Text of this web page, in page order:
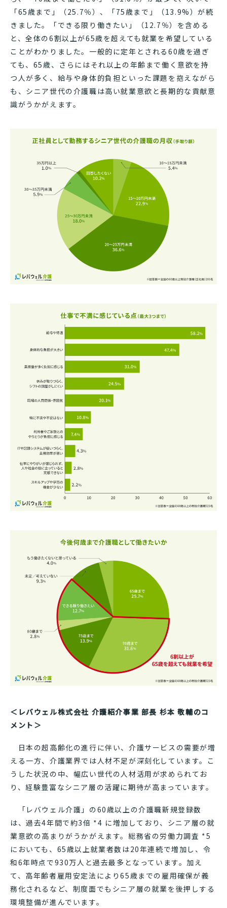
「65歳まで」（25.7％）、「75歳まで」（13.9%）が続
きました。「できる限り働きたい」（12.7％）を含める
と、全体の6割以上が65歳を超えても就業を希望している
ことがわかりました。一般的に定年とされる60歳を過ぎ
ても、65歳、さらにはそれ以上の年齢まで働く意欲を持
つ人が多く、給与や身体的負担といった課題を抱えながら
も、シニア世代の介護職は高い就業意欲と長期的な貢献意
識がうかがえます。
＜レバウェル株式会社 介護紹介事業 部長 杉本 敬輔のコ
メント＞
日本の超高齢化の進行に伴い、介護サービスの需要が増
える一方、介護業界では人材不足が深刻化しています。こ
うした状況の中、幅広い世代の人材活用が求められてお
り、経験豊富なシニア層の活躍に期待が高まっています。
「レバウェル介護」の60歳以上の介護職新規登録数
は、過去4年間で約3倍 *4 に増加しており、シニア層の就
業意欲の高まりがうかがえます。総務省の労働力調査 *5
においても、65歳以上就業者数は20年連続で増加し、令
和6年時点で930万人と過去最多となっています。加え
て、高年齢者雇用安定法により65歳までの雇用確保が義
務化されるなど、制度面でもシニア層の就業を後押しする
環境整備が進んでいます。